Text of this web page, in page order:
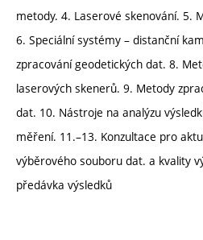
metody. 4. Laserové skenování. 5.
6. Speciální systémy – distanční
zpracování geodetických dat. 8.
laserových skenerů. 9. Metody
dat. 10. Nástroje na analýzu
měření. 11.–13. Konzultace pro
výběrového souboru dat. a kvality
předávka výsledků